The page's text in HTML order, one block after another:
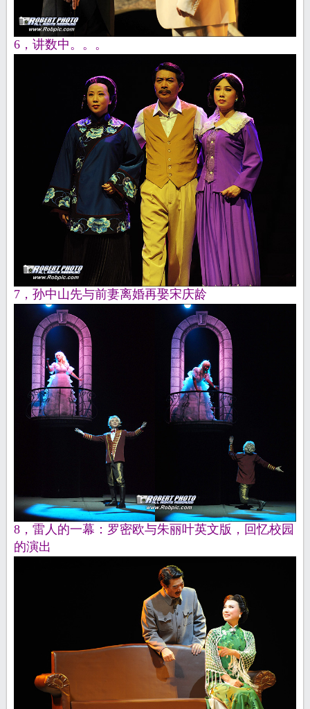
6，讲数中。。。
7，孙中山先与前妻离婚再娶宋庆龄
8，雷人的一幕：罗密欧与朱丽叶英文版，回忆校园
的演出